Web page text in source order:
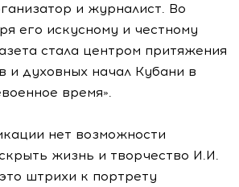
и журналист. Во
его искусному и честному
стала центром притяжения
и духовных начал Кубани в
время».
нет возможности
жизнь и творчество И.И.
штрихи к портрету